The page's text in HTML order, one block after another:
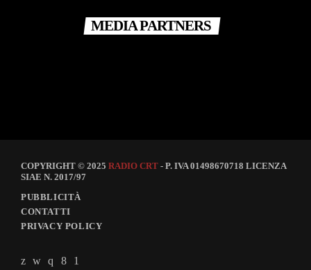
MEDIA PARTNERS
COPYRIGHT © 2025 RADIO CRT - P. IVA 01498670718 LICENZA
SIAE N. 2017/97
PUBBLICITÀ
CONTATTI
PRIVACY POLICY